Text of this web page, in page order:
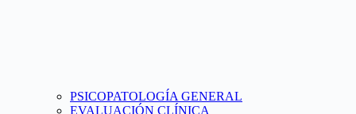
PSICOPATOLOGÍA GENERAL
EVALUACIÓN CLÍNICA